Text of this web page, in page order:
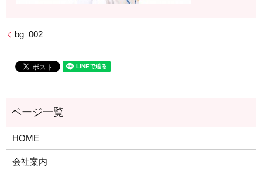
bg_002
HOME
会社案内